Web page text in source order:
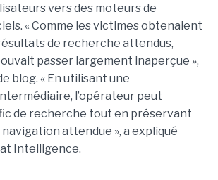
vers des moteurs de
« Comme les victimes obtenaient
de recherche attendus,
passer largement inaperçue »,
blog. « En utilisant une
l’opérateur peut
de recherche tout en préservant
navigation attendue », a expliqué
Intelligence.